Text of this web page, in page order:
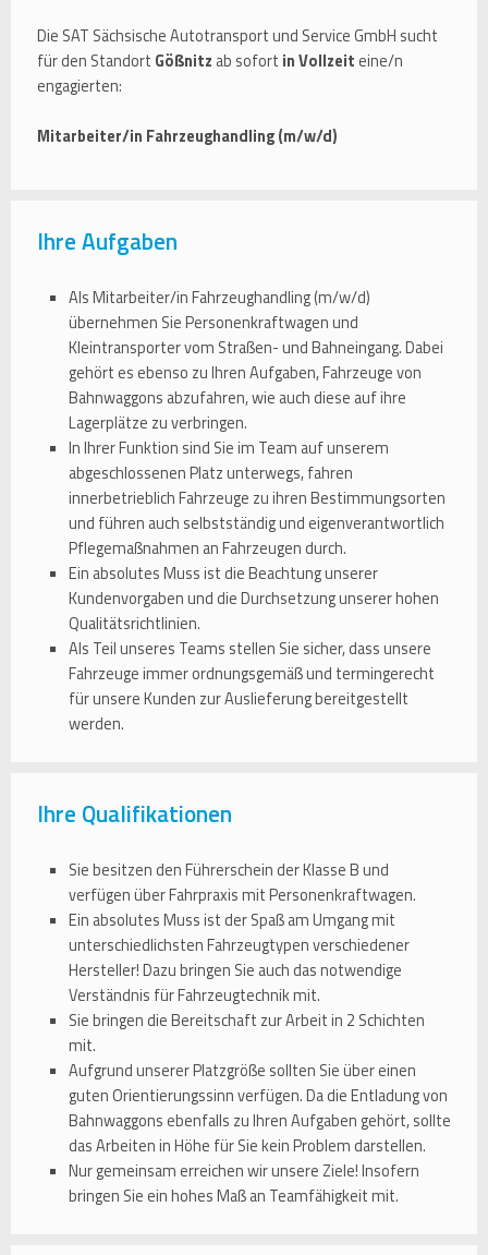
Die SAT Sächsische Autotransport und Service GmbH sucht
für den Standort Gößnitz ab sofort in Vollzeit eine/n
engagierten:
Mitarbeiter/in Fahrzeughandling (m/w/d)
Ihre Aufgaben
Als Mitarbeiter/in Fahrzeughandling (m/w/d)
übernehmen Sie Personenkraftwagen und
Kleintransporter vom Straßen- und Bahneingang. Dabei
gehört es ebenso zu Ihren Aufgaben, Fahrzeuge von
Bahnwaggons abzufahren, wie auch diese auf ihre
Lagerplätze zu verbringen.
In Ihrer Funktion sind Sie im Team auf unserem
abgeschlossenen Platz unterwegs, fahren
innerbetrieblich Fahrzeuge zu ihren Bestimmungsorten
und führen auch selbstständig und eigenverantwortlich
Pflegemaßnahmen an Fahrzeugen durch.
Ein absolutes Muss ist die Beachtung unserer
Kundenvorgaben und die Durchsetzung unserer hohen
Qualitätsrichtlinien.
Als Teil unseres Teams stellen Sie sicher, dass unsere
Fahrzeuge immer ordnungsgemäß und termingerecht
für unsere Kunden zur Auslieferung bereitgestellt
werden.
Ihre Qualifikationen
Sie besitzen den Führerschein der Klasse B und
verfügen über Fahrpraxis mit Personenkraftwagen.
Ein absolutes Muss ist der Spaß am Umgang mit
unterschiedlichsten Fahrzeugtypen verschiedener
Hersteller! Dazu bringen Sie auch das notwendige
Verständnis für Fahrzeugtechnik mit.
Sie bringen die Bereitschaft zur Arbeit in 2 Schichten
mit.
Aufgrund unserer Platzgröße sollten Sie über einen
guten Orientierungssinn verfügen. Da die Entladung von
Bahnwaggons ebenfalls zu Ihren Aufgaben gehört, sollte
das Arbeiten in Höhe für Sie kein Problem darstellen.
Nur gemeinsam erreichen wir unsere Ziele! Insofern
bringen Sie ein hohes Maß an Teamfähigkeit mit.